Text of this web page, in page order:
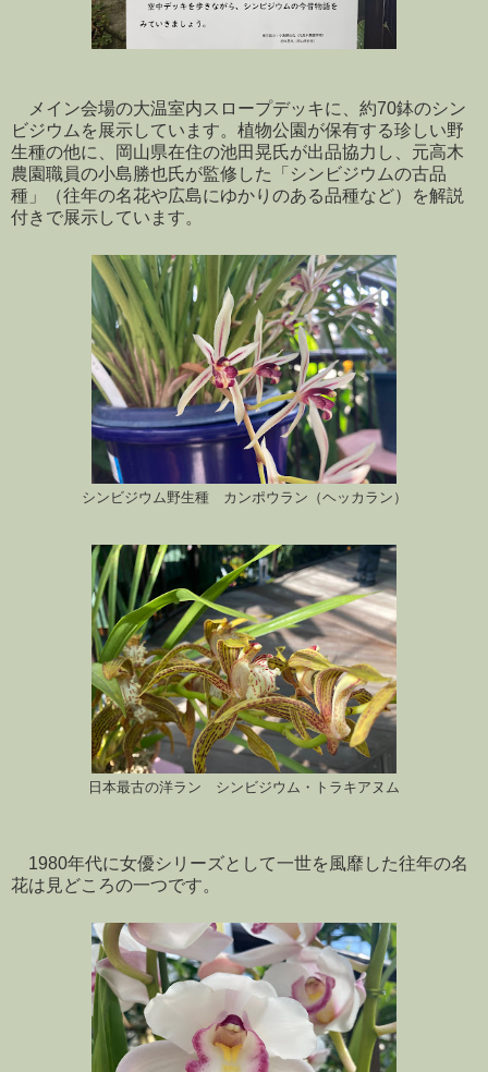
メイン会場の大温室内スロープデッキに、約70鉢のシン
ビジウムを展示しています。植物公園が保有する珍しい野
生種の他に、岡山県在住の池田晃氏が出品協力し、元高木
農園職員の小島勝也氏が監修した「シンビジウムの古品
種」（往年の名花や広島にゆかりのある品種など）を解説
付きで展示しています。
シンビジウム野生種 カンポウラン（ヘッカラン）
日本最古の洋ラン シンビジウム・トラキアヌム
1980年代に女優シリーズとして一世を風靡した往年の名
花は見どころの一つです。